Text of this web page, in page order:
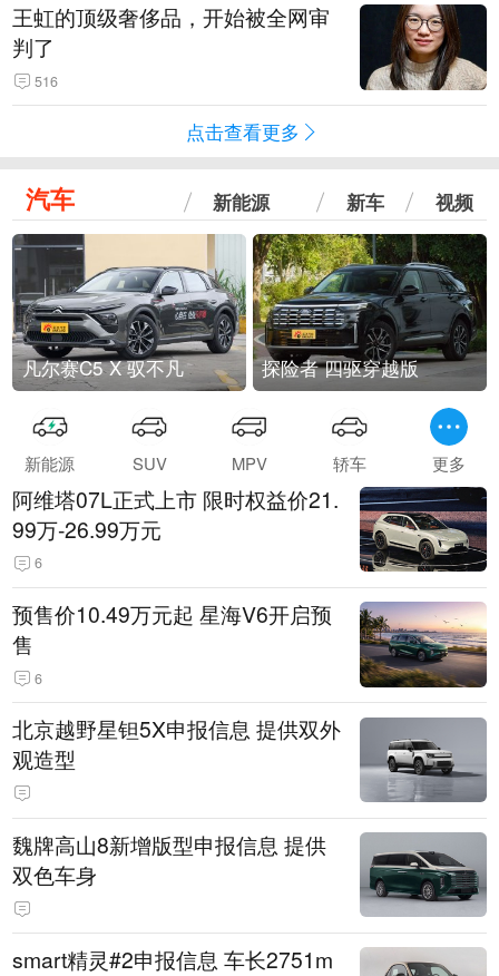
王虹的顶级奢侈品，开始被全网审
判了
516
点击查看更多
汽车 新能源 新车 视频
凡尔赛C5 X 驭不凡 探险者 四驱穿越版
新能源 SUV MPV 轿车 更多
阿维塔07L正式上市 限时权益价21.
99万-26.99万元
6
预售价10.49万元起 星海V6开启预
售
6
北京越野星钽5X申报信息 提供双外
观造型
魏牌高山8新增版型申报信息 提供
双色车身
smart精灵#2申报信息 车长2751m